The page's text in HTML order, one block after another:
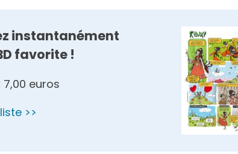
instantanément
favorite !
euros
>>